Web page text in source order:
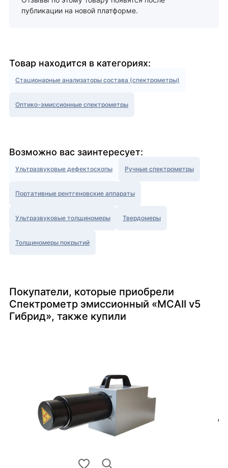
публикации на новой платформе.
Товар находится в категориях:
Стационарные анализаторы состава (спектрометры)
Оптико-эмиссионные спектрометры
Возможно вас заинтересует:
Ультразвуковые дефектоскопы Ручные спектрометры
Портативные рентгеновские аппараты
Ультразвуковые толщиномеры Твердомеры
Толщиномеры покрытий
Покупатели, которые приобрели
Спектрометр эмиссионный «МСАII v5
Гибрид», также купили